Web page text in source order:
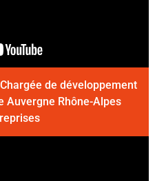
de développement
Auvergne Rhône-Alpes